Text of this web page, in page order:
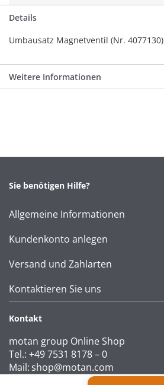
Details
Umbausatz Magnetventil (Nr. 4077130)
Weitere Informationen
Sie benötigen Hilfe?
Allgemeine Informationen
Kundenkonto anlegen
Versand und Zahlarten
Kontaktieren Sie uns
Kontakt
motan group Online Shop
Tel.: +49 7531 8178 – 0
Mail: shop@motan.com